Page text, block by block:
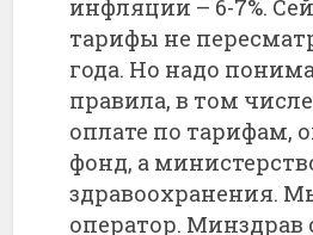
инфляции – 6-7%.
тарифы не
года. Но надо
правила, в том
оплате по тарифам,
фонд, а
здравоохранения.
оператор. Минздрав